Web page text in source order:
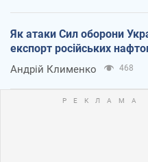
Як атаки Сил оборони
експорт російських
Андрій Клименко 468